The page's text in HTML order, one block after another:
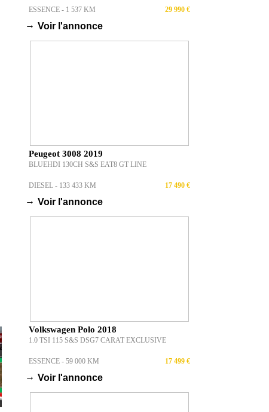
ESSENCE - 1 537 KM 29 990 €
→ Voir l'annonce
Peugeot 3008 2019
BLUEHDI 130CH S&S EAT8 GT LINE
DIESEL - 133 433 KM 17 490 €
→ Voir l'annonce
Volkswagen Polo 2018
1.0 TSI 115 S&S DSG7 CARAT EXCLUSIVE
ESSENCE - 59 000 KM 17 499 €
→ Voir l'annonce